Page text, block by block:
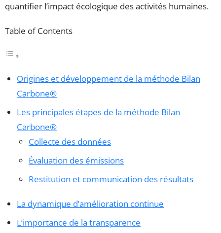
quantifier l’impact écologique des activités humaines.
Table of Contents
Origines et développement de la méthode Bilan
Carbone®
Les principales étapes de la méthode Bilan
Carbone®
Collecte des données
Évaluation des émissions
Restitution et communication des résultats
La dynamique d’amélioration continue
L’importance de la transparence